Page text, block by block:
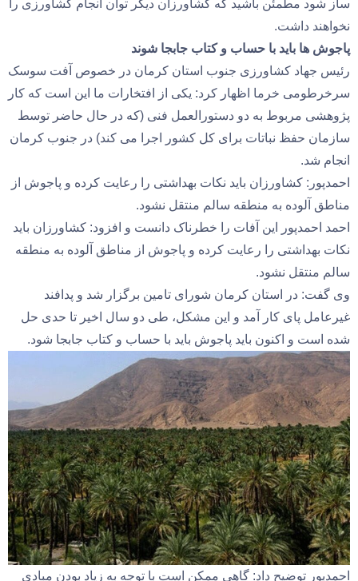
ساز شود مطمئن باشید که کشاورزان دیگر توان انجام کشاورزی را
نخواهند داشت.
پاجوش ها باید با حساب و کتاب جابجا شوند
رئیس جهاد کشاورزی جنوب استان کرمان در خصوص آفت سوسک
سرخرطومی خرما اظهار کرد: یکی از افتخارات ما این است که کار
پژوهشی مربوط به دو دستورالعمل فنی (که در حال حاضر توسط
سازمان حفظ نباتات برای کل کشور اجرا می کند) در جنوب کرمان
انجام شد.
احمدپور: کشاورزان باید نکات بهداشتی را رعایت کرده و پاجوش از
مناطق آلوده به منطقه سالم منتقل نشود.
احمد احمدپور این آفات را خطرناک دانست و افزود: کشاورزان باید
نکات بهداشتی را رعایت کرده و پاجوش از مناطق آلوده به منطقه
سالم منتقل نشود.
وی گفت: در استان کرمان شورای تامین برگزار شد و پدافند
غیرعامل پای کار آمد و این مشکل، طی دو سال اخیر تا حدی حل
شده است و اکنون باید پاجوش باید با حساب و کتاب جابجا شود.
احمدپور توضیح داد: گاهی ممکن است با توجه به زیاد بودن مبادی